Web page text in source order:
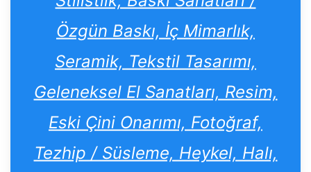
Özgün Baskı, İç Mimarlık,
Seramik, Tekstil Tasarımı,
Geleneksel El Sanatları, Resim,
Eski Çini Onarımı, Fotoğraf,
Tezhip / Süsleme, Heykel, Halı,